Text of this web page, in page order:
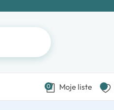
0 Moje liste